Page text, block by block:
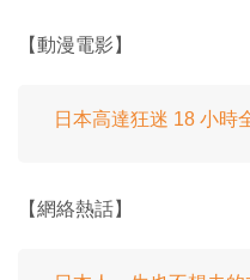
【動漫電影】
日本高達狂迷 18 小時
【網絡熱話】